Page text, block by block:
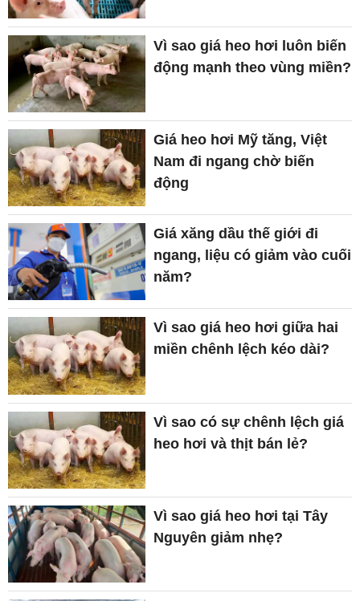
Vì sao giá heo hơi luôn biến
động mạnh theo vùng miền?
Giá heo hơi Mỹ tăng, Việt
Nam đi ngang chờ biến
động
Giá xăng dầu thế giới đi
ngang, liệu có giảm vào cuối
năm?
Vì sao giá heo hơi giữa hai
miền chênh lệch kéo dài?
Vì sao có sự chênh lệch giá
heo hơi và thịt bán lẻ?
Vì sao giá heo hơi tại Tây
Nguyên giảm nhẹ?